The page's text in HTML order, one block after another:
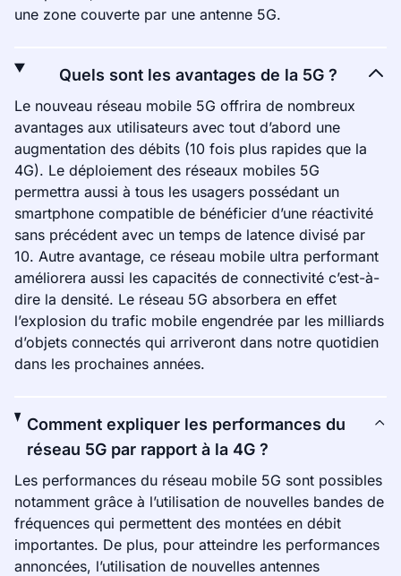
une zone couverte par une antenne 5G.
Quels sont les avantages de la 5G ?
Le nouveau réseau mobile 5G offrira de nombreux
avantages aux utilisateurs avec tout d’abord une
augmentation des débits (10 fois plus rapides que la
4G). Le déploiement des réseaux mobiles 5G
permettra aussi à tous les usagers possédant un
smartphone compatible de bénéficier d’une réactivité
sans précédent avec un temps de latence divisé par
10. Autre avantage, ce réseau mobile ultra performant
améliorera aussi les capacités de connectivité c’est-à-
dire la densité. Le réseau 5G absorbera en effet
l’explosion du trafic mobile engendrée par les milliards
d’objets connectés qui arriveront dans notre quotidien
dans les prochaines années.
Comment expliquer les performances du
réseau 5G par rapport à la 4G ?
Les performances du réseau mobile 5G sont possibles
notamment grâce à l’utilisation de nouvelles bandes de
fréquences qui permettent des montées en débit
importantes. De plus, pour atteindre les performances
annoncées, l’utilisation de nouvelles antennes